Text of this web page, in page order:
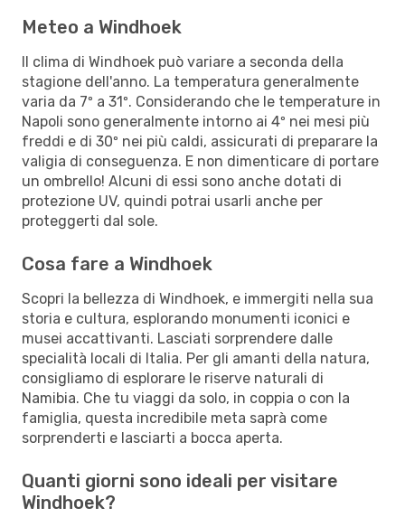
Meteo a Windhoek
Il clima di Windhoek può variare a seconda della
stagione dell'anno. La temperatura generalmente
varia da 7º a 31º. Considerando che le temperature in
Napoli sono generalmente intorno ai 4º nei mesi più
freddi e di 30º nei più caldi, assicurati di preparare la
valigia di conseguenza. E non dimenticare di portare
un ombrello! Alcuni di essi sono anche dotati di
protezione UV, quindi potrai usarli anche per
proteggerti dal sole.
Cosa fare a Windhoek
Scopri la bellezza di Windhoek, e immergiti nella sua
storia e cultura, esplorando monumenti iconici e
musei accattivanti. Lasciati sorprendere dalle
specialità locali di Italia. Per gli amanti della natura,
consigliamo di esplorare le riserve naturali di
Namibia. Che tu viaggi da solo, in coppia o con la
famiglia, questa incredibile meta saprà come
sorprenderti e lasciarti a bocca aperta.
Quanti giorni sono ideali per visitare
Windhoek?